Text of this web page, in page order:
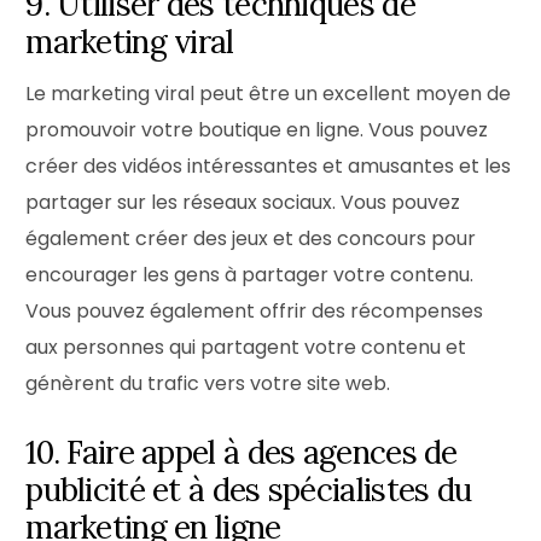
marketing viral
Le marketing viral peut être un excellent moyen de
promouvoir votre boutique en ligne. Vous pouvez
créer des vidéos intéressantes et amusantes et les
partager sur les réseaux sociaux. Vous pouvez
également créer des jeux et des concours pour
encourager les gens à partager votre contenu.
Vous pouvez également offrir des récompenses
aux personnes qui partagent votre contenu et
génèrent du trafic vers votre site web.
10. Faire appel à des agences de
publicité et à des spécialistes du
marketing en ligne